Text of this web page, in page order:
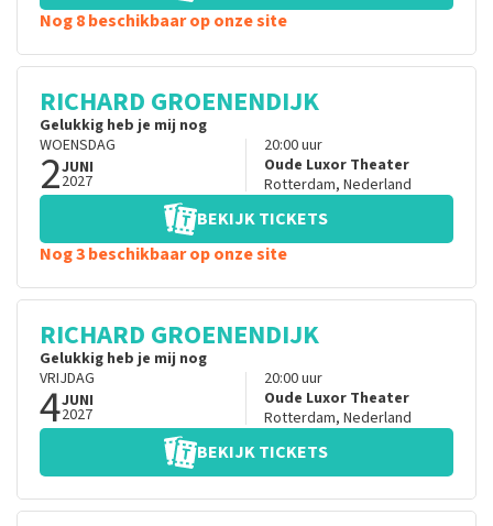
Nog 8 beschikbaar op onze site
RICHARD GROENENDIJK
Gelukkig heb je mij nog
WOENSDAG
2JUNI
2027
20:00uur
Oude Luxor Theater
Rotterdam, Nederland
BEKIJK TICKETS
Nog 3 beschikbaar op onze site
RICHARD GROENENDIJK
Gelukkig heb je mij nog
VRIJDAG
4JUNI
2027
20:00uur
Oude Luxor Theater
Rotterdam, Nederland
BEKIJK TICKETS